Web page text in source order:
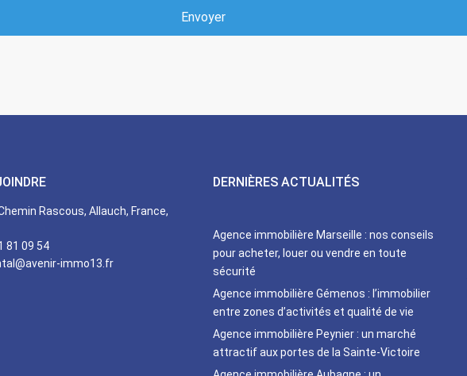
Envoyer
Rascous, Allauch, France,
81 09 54
immo13.fr
DERNIÈRES ACTUALITÉS
Agence immobilière Marseille : nos conseils
pour acheter, louer ou vendre en toute
sécurité
Agence immobilière Gémenos : l’immobilier
entre zones d’activités et qualité de vie
Agence immobilière Peynier : un marché
attractif aux portes de la Sainte-Victoire